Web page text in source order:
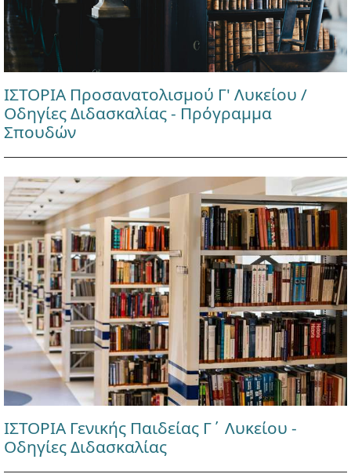
ΙΣΤΟΡΙΑ Προσανατολισμού Γ' Λυκείου /
Οδηγίες Διδασκαλίας - Πρόγραμμα
Σπουδών
ΙΣΤΟΡΙΑ Γενικής Παιδείας Γ΄ Λυκείου -
Οδηγίες Διδασκαλίας